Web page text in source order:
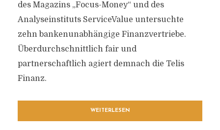
des Magazins „Focus-Money“ und des
Analyseinstituts ServiceValue untersuchte
zehn bankenunabhängige Finanzvertriebe.
Überdurchschnittlich fair und
partnerschaftlich agiert demnach die Telis
Finanz.
WEITERLESEN